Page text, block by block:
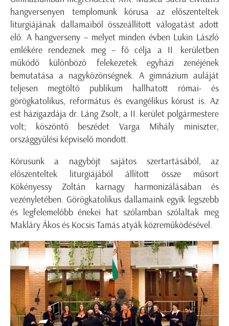
hangversenyen templomunk kórusa az előszenteltek
liturgiájának dallamaiból összeállított válogatást adott
elő. A hangverseny – melyet minden évben Lukin László
emlékére rendeznek meg – fő célja a II. kerületben
működő különböző felekezetek egyházi zenéjének
bemutatása a nagyközönségnek. A gimnázium auláját
teljesen megtöltő publikum hallhatott római- és
görögkatolikus, református és evangélikus kórust is. Az
est házigazdája dr. Láng Zsolt, a II. kerület polgármestere
volt; köszöntő beszédet Varga Mihály miniszter,
országgyűlési képviselő mondott.
Kórusunk a nagyböjt sajátos szertartásából, az
előszenteltek liturgiájából állított össze műsort
Kökényessy Zoltán karnagy harmonizálásában és
vezényletében. Görögkatolikus dallamaink egyik legszebb
és legfelemelőbb énekei hat szólamban szólaltak meg
Makláry Ákos és Kocsis Tamás atyák közreműködésével.